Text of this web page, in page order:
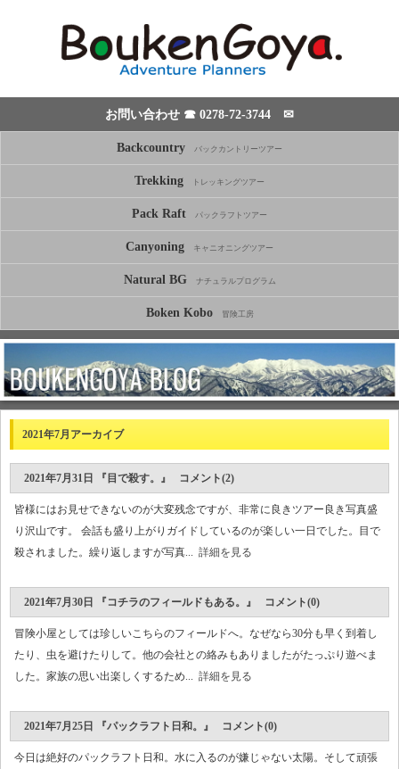
お問い合わせ ☎ 0278-72-3744 ✉
Backcountry バックカントリーツアー
Trekking トレッキングツアー
Pack Raft パックラフトツアー
Canyoning キャニオニングツアー
Natural BG ナチュラルプログラム
Boken Kobo 冒険工房
2021年7月アーカイブ
2021年7月31日 『目で殺す。』 コメント(2)
皆様にはお見せできないのが大変残念ですが、非常に良きツアー良き写真盛
り沢山です。 会話も盛り上がりガイドしているのが楽しい一日でした。目で
殺されました。繰り返しますが写真... 詳細を見る
2021年7月30日 『コチラのフィールドもある。』 コメント(0)
冒険小屋としては珍しいこちらのフィールドへ。なぜなら30分も早く到着し
たり、虫を避けたりして。他の会社との絡みもありましたがたっぷり遊べま
した。家族の思い出楽しくするため... 詳細を見る
2021年7月25日 『パックラフト日和。』 コメント(0)
今日は絶好のパックラフト日和。水に入るのが嫌じゃない太陽。そして頑張